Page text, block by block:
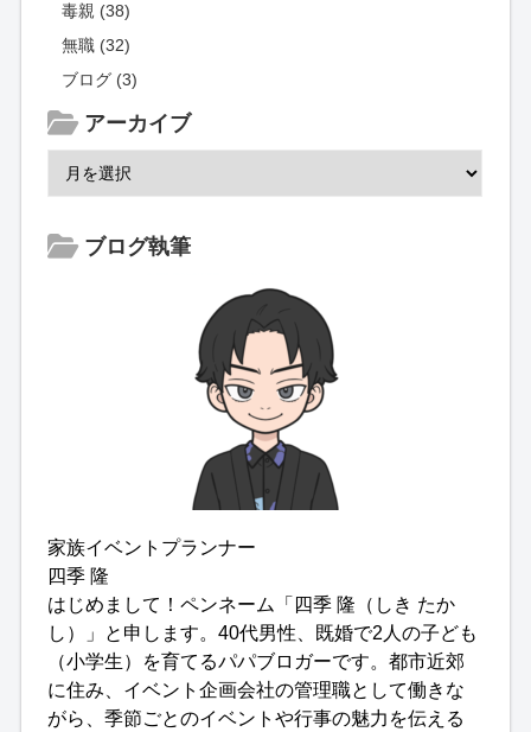
毒親 (38)
無職 (32)
ブログ (3)
アーカイブ
ブログ執筆
家族イベントプランナー
四季 隆
はじめまして！ペンネーム「四季 隆（しき たか
し）」と申します。40代男性、既婚で2人の子ども
（小学生）を育てるパパブロガーです。都市近郊
に住み、イベント企画会社の管理職として働きな
がら、季節ごとのイベントや行事の魅力を伝える